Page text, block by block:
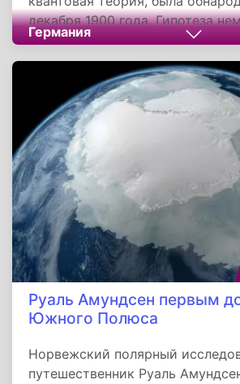
декабря 1900 года. Гипотеза
ученого, глубокий смысл
лишь много позже,
квантовой физики.
Германия
Руаль Амундсен первым
Южного Полюса
Норвежский полярный
путешественник Руаль